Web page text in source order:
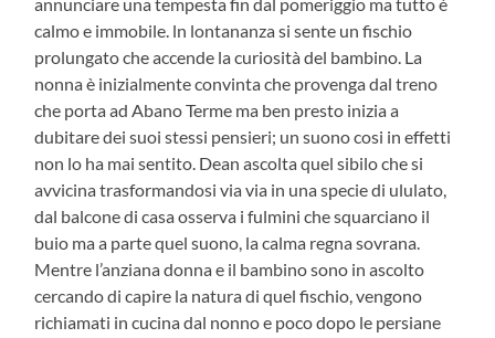
calmo e immobile. ln lontananza si sente un fischio
prolungato che accende la curiosità del bambino. La
nonna è inizialmente convinta che provenga dal treno
che porta ad Abano Terme ma ben presto inizia a
dubitare dei suoi stessi pensieri; un suono cosi in effetti
non lo ha mai sentito. Dean ascolta quel sibilo che si
avvicina trasformandosi via via in una specie di ululato,
dal balcone di casa osserva i fulmini che squarciano il
buio ma a parte quel suono, la calma regna sovrana.
Mentre l’anziana donna e il bambino sono in ascolto
cercando di capire la natura di quel fischio, vengono
richiamati in cucina dal nonno e poco dopo le persiane